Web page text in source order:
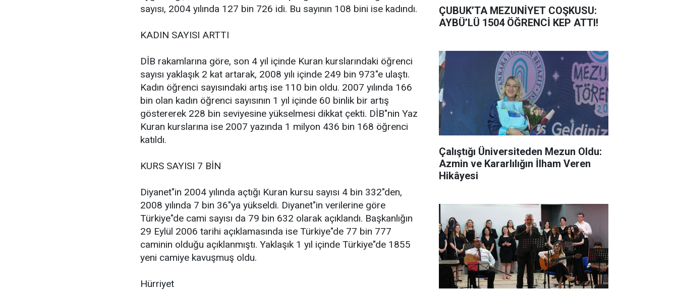
sayısı, 2004 yılında 127 bin 726 idi. Bu sayının 108 bini ise kadındı.
KADIN SAYISI ARTTI
DİB rakamlarına göre, son 4 yıl içinde Kuran kurslarındaki öğrenci
sayısı yaklaşık 2 kat artarak, 2008 yılı içinde 249 bin 973"e ulaştı.
Kadın öğrenci sayısındaki artış ise 110 bin oldu. 2007 yılında 166
bin olan kadın öğrenci sayısının 1 yıl içinde 60 binlik bir artış
göstererek 228 bin seviyesine yükselmesi dikkat çekti. DİB"nin Yaz
Kuran kurslarına ise 2007 yazında 1 milyon 436 bin 168 öğrenci
katıldı.
KURS SAYISI 7 BİN
Diyanet"in 2004 yılında açtığı Kuran kursu sayısı 4 bin 332"den,
2008 yılında 7 bin 36"ya yükseldi. Diyanet"in verilerine göre
Türkiye"de cami sayısı da 79 bin 632 olarak açıklandı. Başkanlığın
29 Eylül 2006 tarihi açıklamasında ise Türkiye"de 77 bin 777
caminin olduğu açıklanmıştı. Yaklaşık 1 yıl içinde Türkiye"de 1855
yeni camiye kavuşmuş oldu.
Hürriyet
ÇUBUK’TA MEZUNİYET COŞKUSU:
AYBÜ’LÜ 1504 ÖĞRENCİ KEP ATTI!
Çalıştığı Üniversiteden Mezun Oldu:
Azmin ve Kararlılığın İlham Veren
Hikâyesi